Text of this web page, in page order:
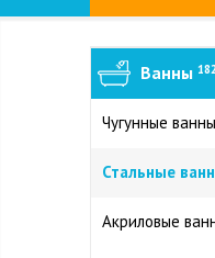
Ванны
Чугунные ванны
Стальные
Акриловые